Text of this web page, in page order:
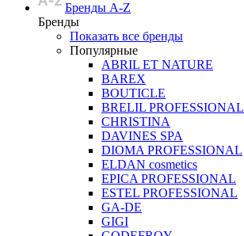
Бренды A-Z
Бренды
Показать все бренды
Популярные
ABRIL ET NATURE
BAREX
BOUTICLE
BRELIL PROFESSIONAL
CHRISTINA
DAVINES SPA
DIOMA PROFESSIONAL
ELDAN cosmetics
EPICA PROFESSIONAL
ESTEL PROFESSIONAL
GA-DE
GIGI